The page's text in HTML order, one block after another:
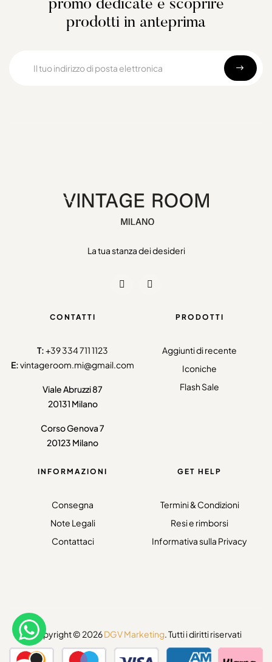
promo dedicate e scoprire
prodotti in anteprima
CONTATTI
T:+39 334 711 1123
E:vintageroom.mi@gmail.com
Viale Abruzzi 87
20131 Milano
Corso Genova 7
20123 Milano
PRODOTTI
Aggiunti di recente
Iconiche
Flash Sale
INFORMAZIONI
Consegna
Note Legali
Contattaci
GET HELP
Termini & Condizioni
Resi e rimborsi
Informativa sulla Privacy
La tua stanza dei desideri
Copyright © 2026DGV Marketing. Tutti i diritti riservati